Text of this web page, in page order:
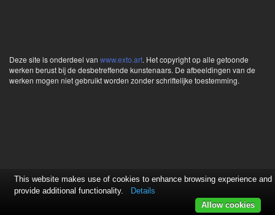
Deze site is onderdeel van www.exto.art. Het copyright op alle getoonde
werken berust bij de desbetreffende kunstenaars. De afbeeldingen van de
werken mogen niet gebruikt worden zonder schriftelijke toestemming.
This website makes use of cookies to enhance browsing experience and
provide additional functionality.
Details
Allow cookies